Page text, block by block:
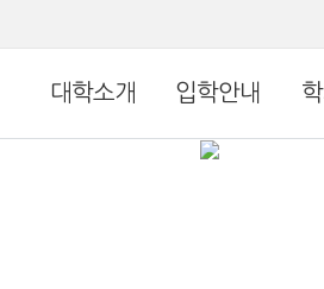
대학소개 입학안내